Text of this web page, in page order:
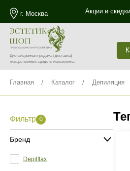
г. Москва Акции и скидки
Дистанционная продажа(доставка)
лекарственных средств невозможна
Главная Каталог Депиляция
Фильтр 0
Бренд
Depilflax